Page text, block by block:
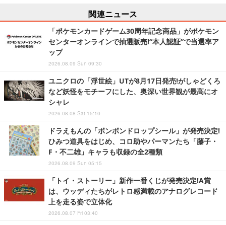
関連ニュース
「ポケモンカードゲーム30周年記念商品」がポケモン
センターオンラインで抽選販売!“本人認証”で当選率ア
ップ
2026.08.09 Sun 09:30
ユニクロの「浮世絵」UTが8月17日発売!がしゃどくろ
など妖怪をモチーフにした、奥深い世界観が最高にオ
シャレ
2026.08.08 Sat 15:10
ドラえもんの「ボンボンドロップシール」が発売決定!
ひみつ道具をはじめ、コロ助やパーマンたち「藤子・
F・不二雄」キャラも収録の全2種類
2026.08.09 Sun 05:15
「トイ・ストーリー」新作一番くじが発売決定!A賞
は、ウッディたちがレトロ感満載のアナログレコード
上を走る姿で立体化
2026.08.07 Fri 03:40